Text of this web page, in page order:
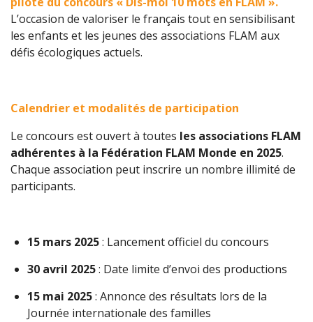
L’occasion de valoriser le français tout en sensibilisant
les enfants et les jeunes des associations FLAM aux
défis écologiques actuels.
Calendrier et modalités de participation
Le concours est ouvert à toutes les associations FLAM
adhérentes à la Fédération FLAM Monde en 2025.
Chaque association peut inscrire un nombre illimité de
participants.
15 mars 2025: Lancement officiel du concours
30 avril 2025: Date limite d’envoi des productions
15 mai 2025: Annonce des résultats lors de la
Journée internationale des familles